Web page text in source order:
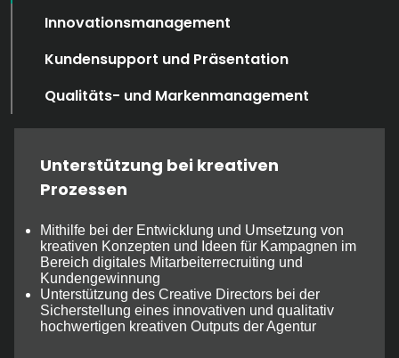
Innovationsmanagement
Kundensupport und Präsentation
Qualitäts- und Markenmanagement
Unterstützung bei kreativen
Prozessen
Mithilfe bei der Entwicklung und Umsetzung von
kreativen Konzepten und Ideen für Kampagnen im
Bereich digitales Mitarbeiterrecruiting und
Kundengewinnung
Unterstützung des Creative Directors bei der
Sicherstellung eines innovativen und qualitativ
hochwertigen kreativen Outputs der Agentur